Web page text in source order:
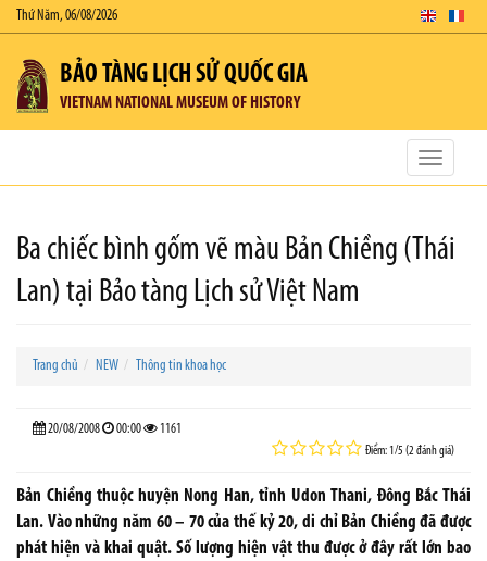
Thứ Năm, 06/08/2026
BẢO TÀNG LỊCH SỬ QUỐC GIA
VIETNAM NATIONAL MUSEUM OF HISTORY
Toggle
Ba chiếc bình gốm vẽ màu Bản Chiềng (Thái
Lan) tại Bảo tàng Lịch sử Việt Nam
Trang chủ NEW Thông tin khoa học
20/08/2008 00:00 1161
Điểm: 1/5 (2 đánh giá)
Bản Chiềng thuộc huyện Nong Han, tỉnh Udon Thani, Đông Bắc Thái
Lan. Vào những năm 60 – 70 của thế kỷ 20, di chỉ Bản Chiềng đã được
phát hiện và khai quật. Số lượng hiện vật thu được ở đây rất lớn bao